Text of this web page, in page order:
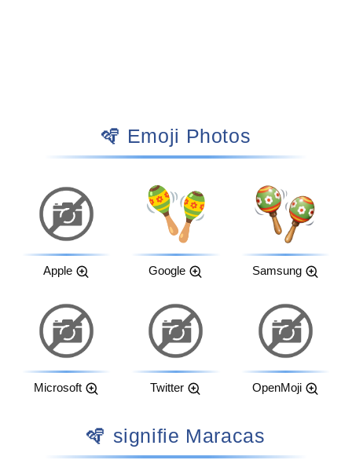
🪇 Emoji Photos
Apple Google Samsung
Microsoft Twitter OpenMoji
🪇 signifie Maracas